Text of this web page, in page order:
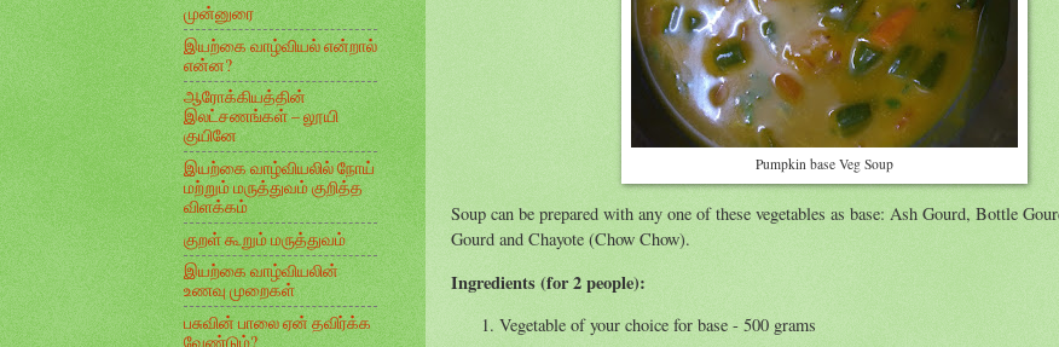
Pumpkin base Veg Soup
Soup can be prepared with any one of these vegetables as base: Ash Gourd, Bottle
Gourd and Chayote (Chow Chow).
Ingredients (for 2 people):
Vegetable of your choice for base - 500 grams
முன்னுரை
இயற்கை வாழ்வியல் என்றால்
என்ன?
ஆரோக்கியத்தின்
இலட்சணங்கள் – லூயி
குயினே
இயற்கை வாழ்வியலில் நோய்
மற்றும் மருத்துவம் குறித்த
விளக்கம்
குறள் கூறும் மருத்துவம்
இயற்கை வாழ்வியலின்
உணவு முறைகள்
பசுவின் பாலை ஏன் தவிர்க்க
வேண்டும்?